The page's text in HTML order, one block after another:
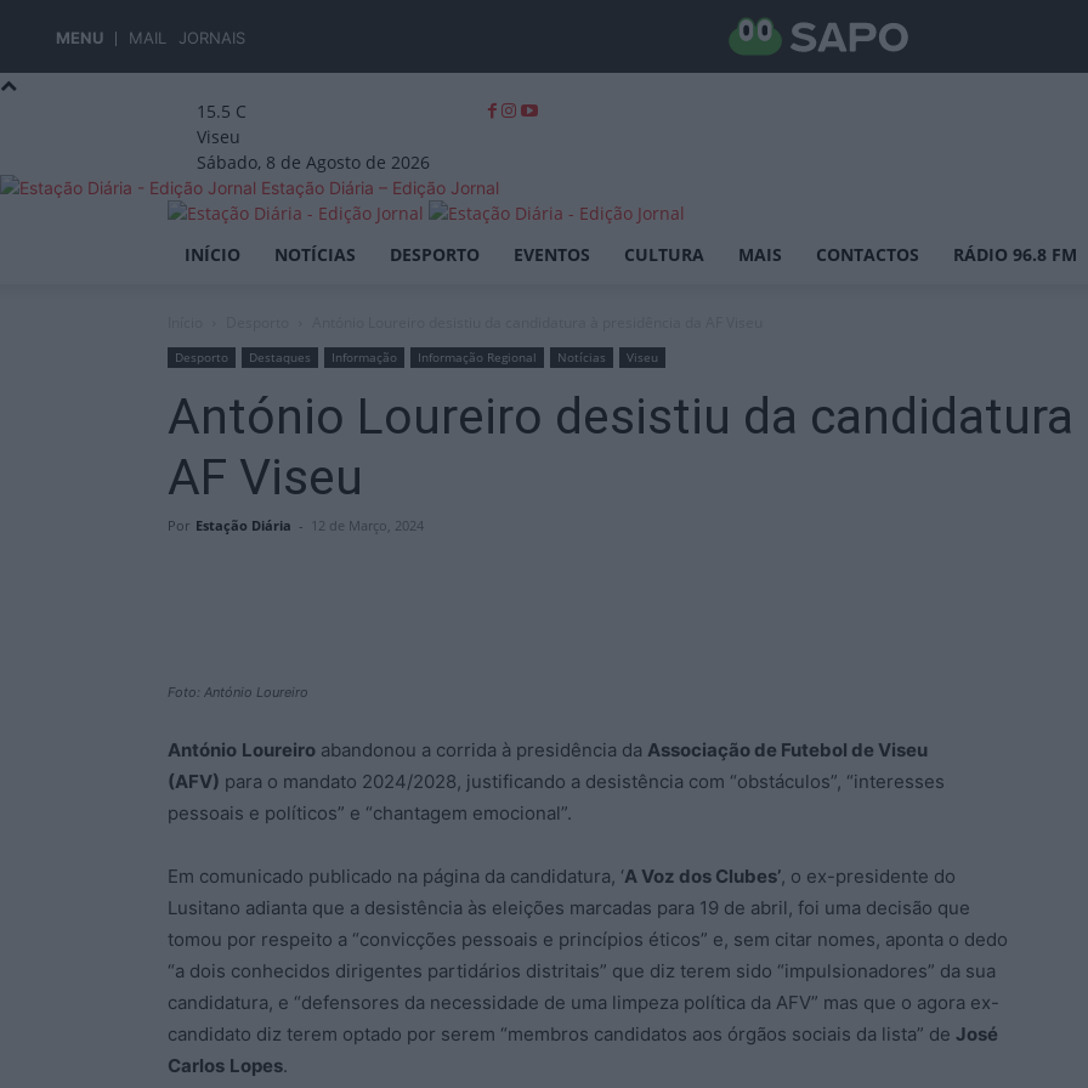
MENU MAIL JORNAIS
15.5 C
Viseu
Sábado, 8 de Agosto de 2026
Estação Diária – Edição Jornal
INÍCIO NOTÍCIAS DESPORTO EVENTOS CULTURA MAIS CONTACTOS RÁDIO 96.8 FM
Desporto Destaques Informação Informação Regional Notícias Viseu
António Loureiro desistiu da candidatura
AF Viseu
Por Estação Diária - 12 de Março, 2024
Foto: António Loureiro
António Loureiro abandonou a corrida à presidência da Associação de Futebol de Viseu
(AFV) para o mandato 2024/2028, justificando a desistência com “obstáculos”, “interesses
pessoais e políticos” e “chantagem emocional”.
Em comunicado publicado na página da candidatura, ‘A Voz dos Clubes’, o ex-presidente do
Lusitano adianta que a desistência às eleições marcadas para 19 de abril, foi uma decisão que
tomou por respeito a “convicções pessoais e princípios éticos” e, sem citar nomes, aponta o dedo
“a dois conhecidos dirigentes partidários distritais” que diz terem sido “impulsionadores” da sua
candidatura, e “defensores da necessidade de uma limpeza política da AFV” mas que o agora ex-
candidato diz terem optado por serem “membros candidatos aos órgãos sociais da lista” de José
Carlos Lopes.